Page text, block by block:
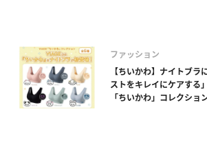
ファッション
【ちいかわ】ナイトブ
ストをキレイにケアする
「ちいかわ」コレクショ